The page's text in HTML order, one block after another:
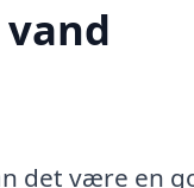
det være en